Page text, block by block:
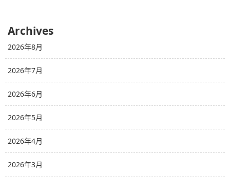
Archives
2026年8月
2026年7月
2026年6月
2026年5月
2026年4月
2026年3月